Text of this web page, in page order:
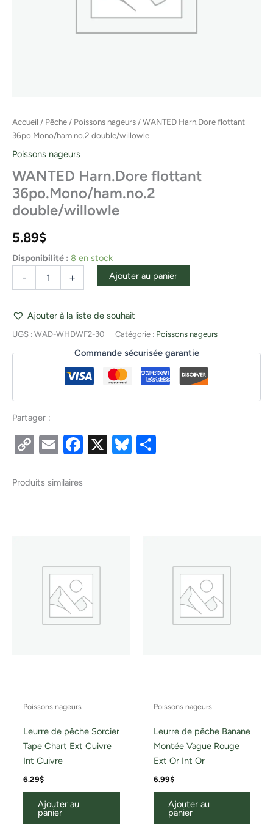
Accueil / Pêche / Poissons nageurs / WANTED Harn.Dore flottant
36po.Mono/ham.no.2 double/willowle
Poissons nageurs
WANTED Harn.Dore flottant
36po.Mono/ham.no.2
double/willowle
5.89$
Disponibilité : 8 en stock
- + Ajouter au panier
Ajouter à la liste de souhait
UGS : WAD-WHDWF2-30 Catégorie : Poissons nageurs
Commande sécurisée garantie
Partager :
CopyEmailFacebook
X Bluesky
Produits similaires
Poissons nageurs
Leurre de pêche Sorcier
Tape Chart Ext Cuivre
Int Cuivre
6.29$
Ajouter au
panier
Poissons nageurs
Leurre de pêche Banane
Montée Vague Rouge
Ext Or Int Or
6.99$
Ajouter au
panier